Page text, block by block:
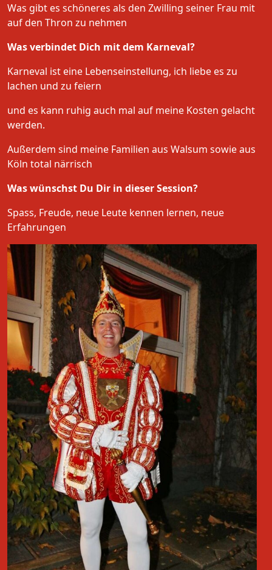
Was gibt es schöneres als den Zwilling seiner Frau mit
auf den Thron zu nehmen
Was verbindet Dich mit dem Karneval?
Karneval ist eine Lebenseinstellung, ich liebe es zu
lachen und zu feiern
und es kann ruhig auch mal auf meine Kosten gelacht
werden.
Außerdem sind meine Familien aus Walsum sowie aus
Köln total närrisch
Was wünschst Du Dir in dieser Session?
Spass, Freude, neue Leute kennen lernen, neue
Erfahrungen